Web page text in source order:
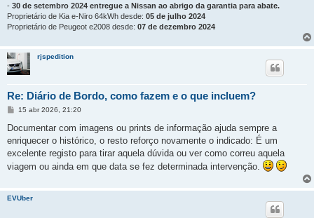
- 30 de setembro 2024 entregue a Nissan ao abrigo da garantia para abate.
Proprietário de Kia e-Niro 64kWh desde: 05 de julho 2024
Proprietário de Peugeot e2008 desde: 07 de dezembro 2024
rjspedition
Re: Diário de Bordo, como fazem e o que incluem?
M
n
a
g
m
15 abr 2026, 21:20
Documentar com imagens ou prints de informação ajuda sempre a
enriquecer o histórico, o resto reforço novamente o indicado: É um
excelente registo para tirar aquela dúvida ou ver como correu aquela
viagem ou ainda em que data se fez determinada intervenção.
EVUber